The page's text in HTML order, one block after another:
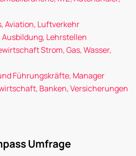
Aviation, Luftverkehr
Lehrstellen
Strom, Gas, Wasser,
Führungskräfte, Manager
Banken, Versicherungen
Umfrage